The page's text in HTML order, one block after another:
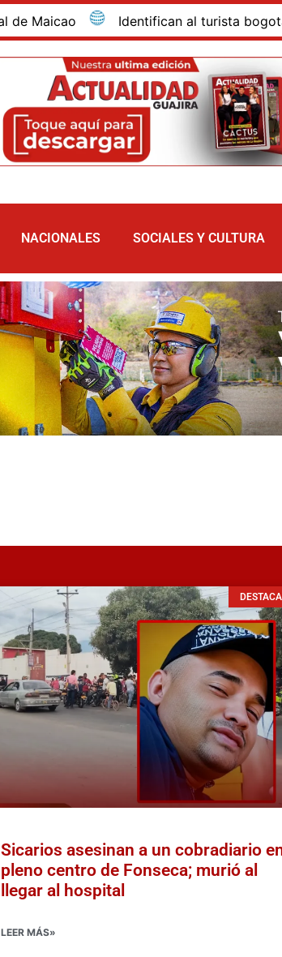
Identifican al turista bogotano que murió
NACIONALES SOCIALES Y CULTURA
Sicarios asesinan a un cobradiario
pleno centro de Fonseca; murió al
llegar al hospital
LEER MÁS»